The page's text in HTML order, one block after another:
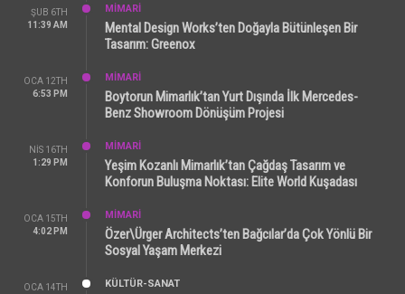
ŞUB 6TH
11:39 AM
MİMARİ
Mental Design Works’ten Doğayla Bütünleşen Bir
Tasarım: Greenox
OCA 12TH
6:53 PM
MİMARİ
Boytorun Mimarlık’tan Yurt Dışında İlk Mercedes-
Benz Showroom Dönüşüm Projesi
NIS 16TH
1:29 PM
MİMARİ
Yeşim Kozanlı Mimarlık’tan Çağdaş Tasarım ve
Konforun Buluşma Noktası: Elite World Kuşadası
OCA 15TH
4:02 PM
MİMARİ
Özer\Ürger Architects’ten Bağcılar’da Çok Yönlü Bir
Sosyal Yaşam Merkezi
OCA 14TH
KÜLTÜR-SANAT